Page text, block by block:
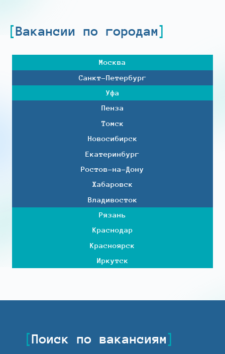
Вакансии по городам
Москва
Санкт-Петербург
Уфа
Пенза
Томск
Новосибирск
Екатеринбург
Ростов-на-Дону
Хабаровск
Владивосток
Рязань
Краснодар
Красноярск
Иркутск
Поиск по вакансиям